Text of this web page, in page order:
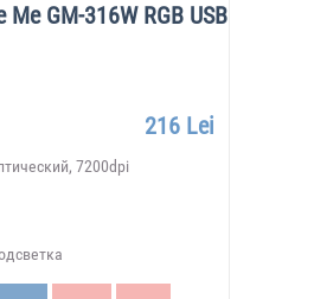
GM-316W RGB USB
216 Lei
7200dpi